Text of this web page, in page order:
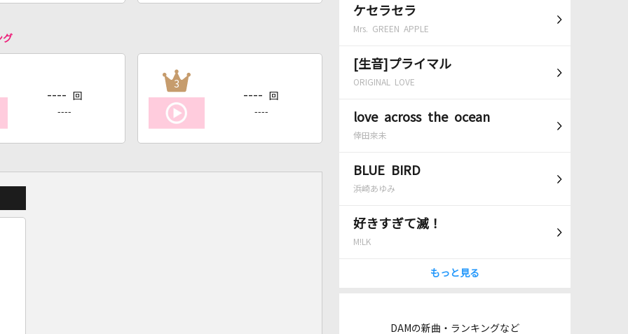
ケセラセラ
Mrs. GREEN APPLE
[生音]プライマル
ORIGINAL LOVE
love across the ocean
倖田來未
BLUE BIRD
浜崎あゆみ
好きすぎて滅！
M!LK
もっと見る
DAMの新曲・ランキングなど
グ
---- 回
----
3
---- 回
----